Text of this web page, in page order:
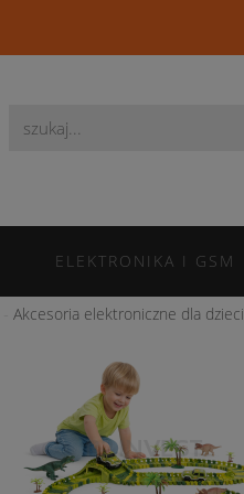
ELEKTRONIKA I GSM
Akcesoria elektroniczne dla dzieci